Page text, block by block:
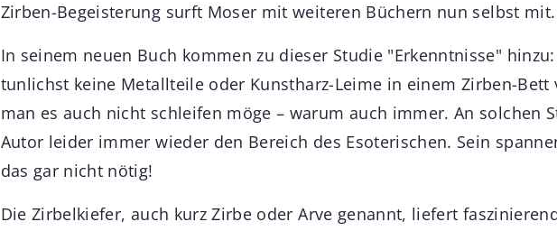
Zirben-Begeisterung surft Moser mit weiteren Büchern nun selbst
In seinem neuen Buch kommen zu dieser Studie "Erkenntnisse"
tunlichst keine Metallteile oder Kunstharz-Leime in einem Zirben-Bett
man es auch nicht schleifen möge – warum auch immer. An solchen
Autor leider immer wieder den Bereich des Esoterischen. Sein
das gar nicht nötig!
Die Zirbelkiefer, auch kurz Zirbe oder Arve genannt, liefert